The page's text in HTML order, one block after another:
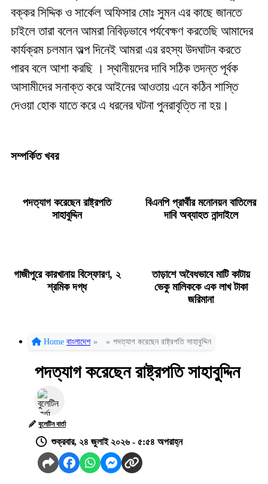
বক্কর সিদ্দিক ও সার্কেল অফিসার মোঃ সুমন এর কাছে জানতে
চাইলে তারা বলেন আমরা নিবিড়ভাবে পর্যবেক্ষণ করতেছি আমাদের
কার্যক্রম চলমান অল্প দিনেই আমরা এর রহস্য উদঘাটন করতে
পারব বলে আশা করছি । স্থানীয়দের দাবি সঠিক তদন্ত পূর্বক
আসামীদের সনাক্ত করে আইনের আওতায় এনে কঠিন শাস্তি
দেওয়া হোক যাতে করে এ ধরনের ঘটনা পুনরাবৃত্তি না হয়।
সম্পর্কিত খবর
পদত্যাগ করেছেন রাষ্ট্রপতি
সাহাবুদ্দিন
বিএনপি প্রার্থীর মনোনয়ন বাতিলের
দাবি অব্যাহত নান্দাইলে
গাজীপুরে কারখানায় বিস্ফোরণ, ২
শ্রমিক দগ্ধ
তাড়াশে অবৈধভাবে মাটি কাটায়
ভেকু মালিককে এক লাখ টাকা
জরিমানা
Home বাংলাদেশ » » পদত্যাগ করেছেন রাষ্ট্রপতি সাহাবুদ্দিন
পদত্যাগ করেছেন রাষ্ট্রপতি সাহাবুদ্দিন
বুলেটিন বার্তা
শুক্রবার, ২৪ জুলাই ২০২৬ - ৫:৫৪ অপরাহ্ন